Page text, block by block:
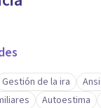
Gestión de la ira
Autoestima